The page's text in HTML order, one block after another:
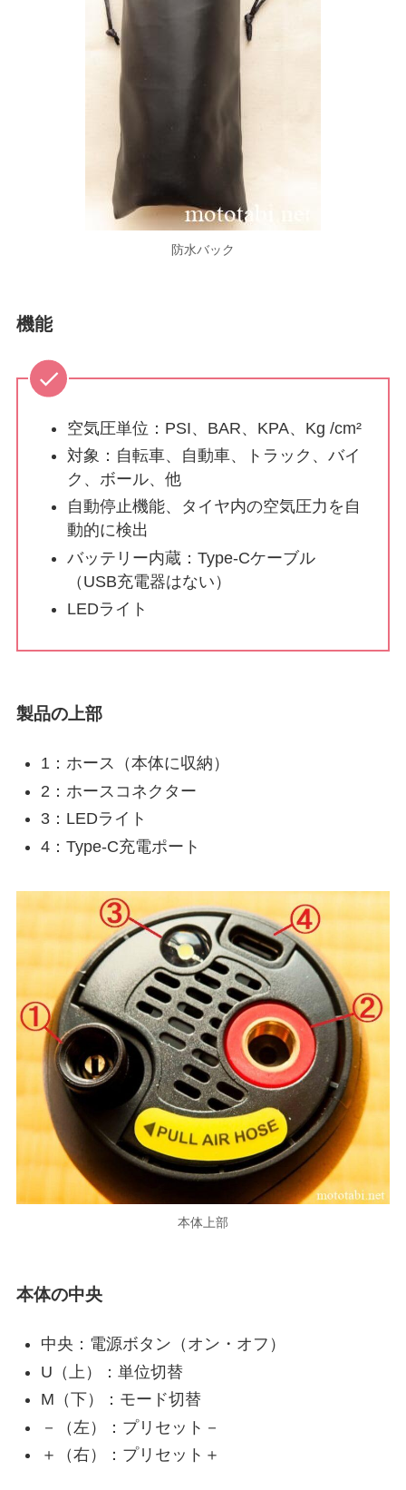
防水バック
機能
空気圧単位：PSI、BAR、KPA、Kg /cm²
対象：自転車、自動車、トラック、バイ
ク、ボール、他
自動停止機能、タイヤ内の空気圧力を自
動的に検出
バッテリー内蔵：Type-Cケーブル
（USB充電器はない）
LEDライト
製品の上部
1：ホース（本体に収納）
2：ホースコネクター
3：LEDライト
4：Type-C充電ポート
本体上部
本体の中央
中央：電源ボタン（オン・オフ）
U（上）：単位切替
M（下）：モード切替
－（左）：プリセット－
＋（右）：プリセット＋